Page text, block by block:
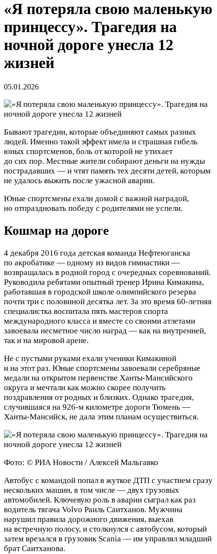
«Я потеряла свою маленькую
принцессу». Трагедия на
ночной дороге унесла 12
жизней
05.01.2026
Бывают трагедии, которые объединяют самых разных
людей. Именно такой эффект имела и страшная гибель
юных спортсменов, боль от которой не утихает
до сих пор. Местные жители собирают деньги на нужды
пострадавших — и чтят память тех десяти детей, которым
не удалось выжить после ужасной аварии.
Юные спортсмены ехали домой с важной наградой,
но отпраздновать победу с родителями не успели.
Кошмар на дороге
4 декабря 2016 года детская команда Нефтеюганска
по акробатике — одному из видов гимнастики —
возвращалась в родной город с очередных соревнований.
Руководила ребятами опытный тренер Ирина Кимакина,
работавшая в городской школе олимпийского резерва
почти три с половиной десятка лет. За это время 60-летняя
специалистка воспитала пять мастеров спорта
международного класса и вместе со своими атлетами
завоевала несметное число наград — как на внутренней,
так и на мировой арене.
Не с пустыми руками ехали ученики Кимакиной
и на этот раз. Юные спортсмены завоевали серебряные
медали на открытом первенстве Ханты-Мансийского
округа и мечтали как можно скорее получить
поздравления от родных и близких. Однако трагедия,
случившаяся на 926-м километре дороги Тюмень —
Ханты-Мансийск, не дала этим планам осуществиться.
Фото: © РИА Новости / Алексей Мальгавко
Автобус с командой попал в жуткое ДТП с участием сразу
нескольких машин, в том числе — двух грузовых
автомобилей. Ключевую роль в аварии сыграл как раз
водитель тягача Volvo Раиль Саитханов. Мужчина
нарушил правила дорожного движения, выехав
на встречную полосу, и столкнулся с автобусом, который
затем врезался в грузовик Scania — им управлял младший
брат Саитханова.